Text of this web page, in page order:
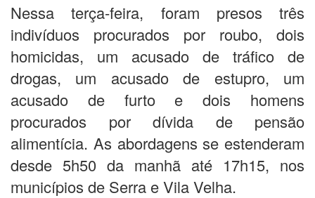
Nessa terça-feira, foram presos três
indivíduos procurados por roubo, dois
homicidas, um acusado de tráfico de
drogas, um acusado de estupro, um
acusado de furto e dois homens
procurados por dívida de pensão
alimentícia. As abordagens se estenderam
desde 5h50 da manhã até 17h15, nos
municípios de Serra e Vila Velha.